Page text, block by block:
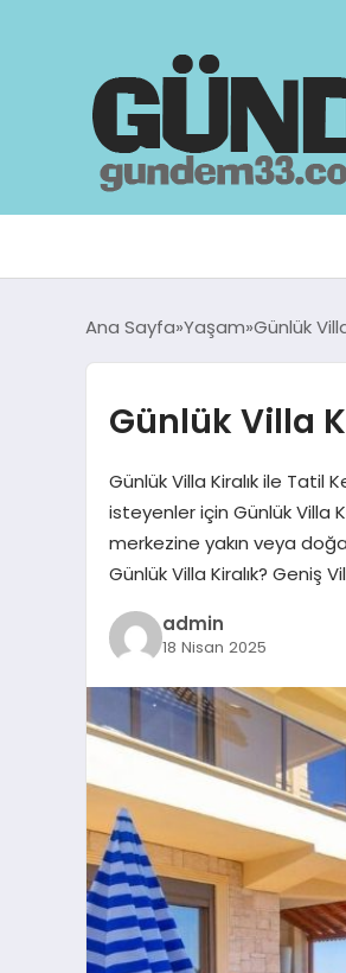
Ana Sayfa Yaşam Günlük
Günlük Villa
Günlük Villa Kiralık ile Tatil
isteyenler için Günlük Villa
merkezine yakın veya
Günlük Villa Kiralık? Geniş
admin
18 Nisan 2025